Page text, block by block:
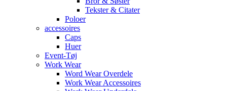
Tekster & Citater
Poloer
accessoires
Caps
Huer
Event-Tøj
Work Wear
Word Wear Overdele
Work Wear Accessoires